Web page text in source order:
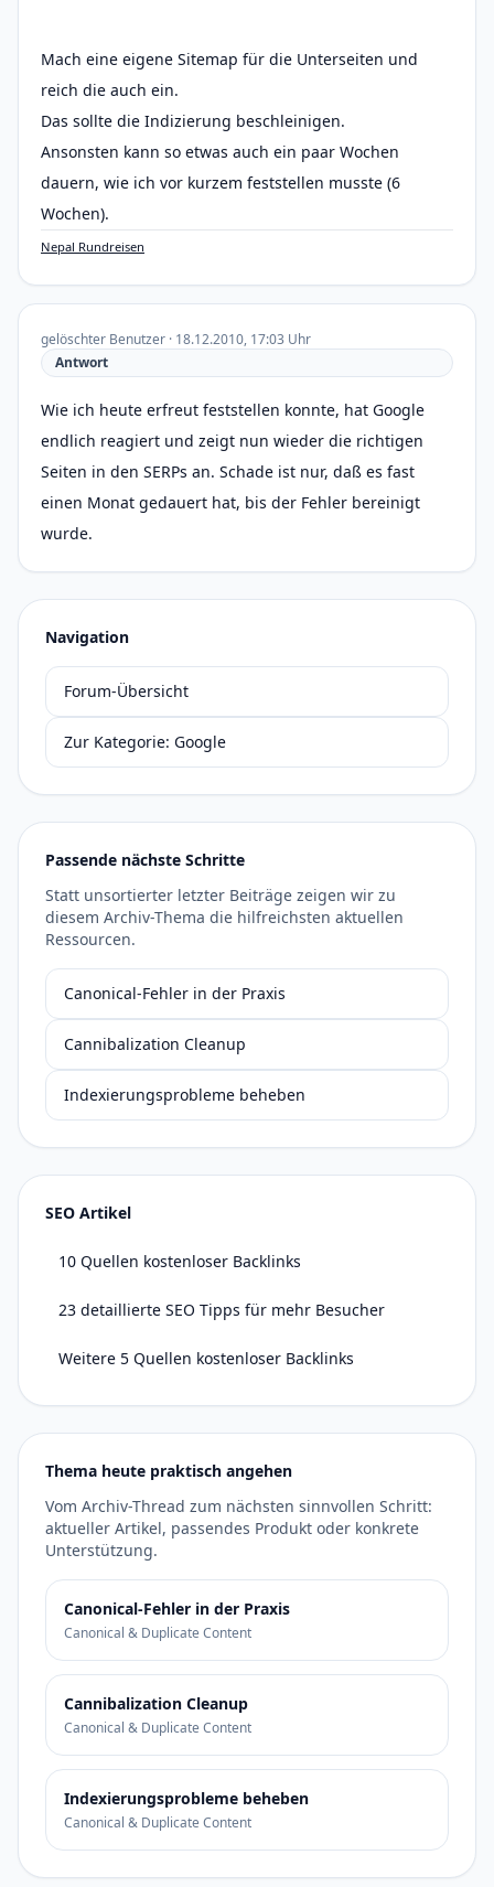
Mach eine eigene Sitemap für die Unterseiten und
reich die auch ein.
Das sollte die Indizierung beschleinigen.
Ansonsten kann so etwas auch ein paar Wochen
dauern, wie ich vor kurzem feststellen musste (6
Wochen).
Nepal Rundreisen
gelöschter Benutzer · 18.12.2010, 17:03 Uhr
Antwort
Wie ich heute erfreut feststellen konnte, hat Google
endlich reagiert und zeigt nun wieder die richtigen
Seiten in den SERPs an. Schade ist nur, daß es fast
einen Monat gedauert hat, bis der Fehler bereinigt
wurde.
Navigation
Forum-Übersicht
Zur Kategorie: Google
Passende nächste Schritte
Statt unsortierter letzter Beiträge zeigen wir zu
diesem Archiv-Thema die hilfreichsten aktuellen
Ressourcen.
Canonical-Fehler in der Praxis
Cannibalization Cleanup
Indexierungsprobleme beheben
SEO Artikel
10 Quellen kostenloser Backlinks
23 detaillierte SEO Tipps für mehr Besucher
Weitere 5 Quellen kostenloser Backlinks
Thema heute praktisch angehen
Vom Archiv-Thread zum nächsten sinnvollen Schritt:
aktueller Artikel, passendes Produkt oder konkrete
Unterstützung.
Canonical-Fehler in der Praxis
Canonical & Duplicate Content
Cannibalization Cleanup
Canonical & Duplicate Content
Indexierungsprobleme beheben
Canonical & Duplicate Content